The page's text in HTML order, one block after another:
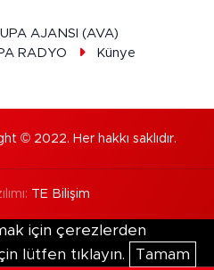
AJANSI (AVA)
RADYO Künye
© 2022. Her hakkı saklıdır.
TE Bilişim
için çerezlerden
lütfen tıklayın.
Tamam